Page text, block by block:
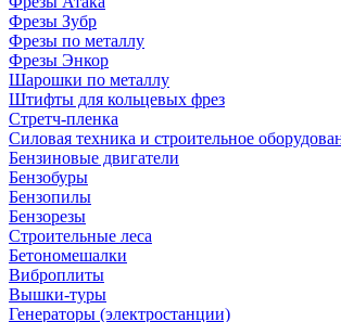
Фрезы Зубр
Фрезы по металлу
Фрезы Энкор
Шарошки по металлу
Штифты для кольцевых фрез
Стретч-пленка
Силовая техника и строительное
Бензиновые двигатели
Бензобуры
Бензопилы
Бензорезы
Строительные леса
Бетономешалки
Виброплиты
Вышки-туры
Генераторы (электростанции)